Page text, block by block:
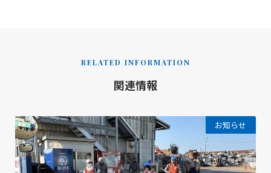
RELATED INFORMATION
関連情報
お知らせ